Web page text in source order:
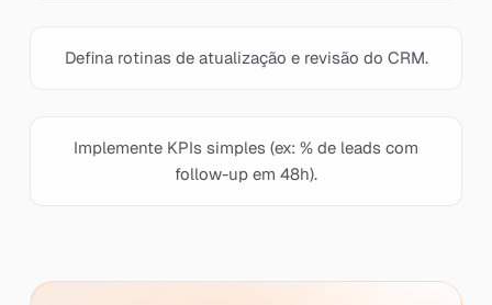
Defina rotinas de atualização e revisão do CRM.
Implemente KPIs simples (ex: % de leads com
follow-up em 48h).